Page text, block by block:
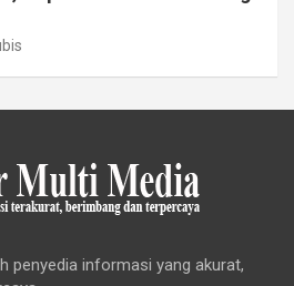
penyedia informasi yang akurat,